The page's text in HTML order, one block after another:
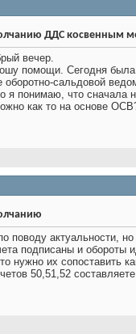
ДДС косвенным
вечер.
помощи. Сегодня
оборотно-сальдовой
я понимаю, что
как то на основе
поводу актуальности,
подписаны и обороты
нужно их сопоставить
50,51,52